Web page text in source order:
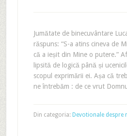
Jumătate de binecuvântare
răspuns: “S-a atins cineva de
că a ieșit din Mine o putere.”
lipsită de logică până și
scopul exprimării ei. Așa că
ne întrebăm : de ce vrut
Din categoria: Devotionale despre